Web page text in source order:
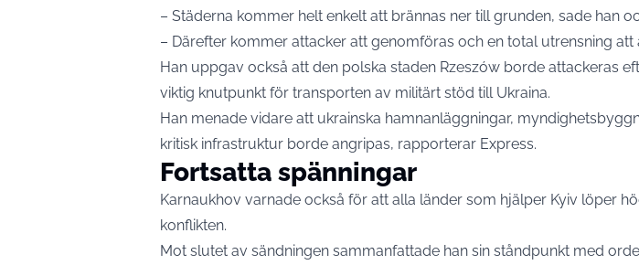
– Städerna kommer helt enkelt att brännas ner till grunden, sade han
– Därefter kommer attacker att genomföras och en total utrensning att
Han uppgav också att den polska staden Rzeszów borde attackeras
viktig knutpunkt för transporten av militärt stöd till Ukraina.
Han menade vidare att ukrainska hamnanläggningar,
kritisk infrastruktur borde angripas, rapporterar Express.
Fortsatta spänningar
Karnaukhov varnade också för att alla länder som hjälper Kyiv löper
konflikten.
Mot slutet av sändningen sammanfattade han sin ståndpunkt med